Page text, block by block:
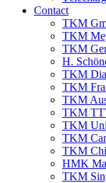
Contact
TKM
TKM
TKM
H.
TKM
TKM
TKM
TKM
TKM
TKM
TKM
HMK
TKM